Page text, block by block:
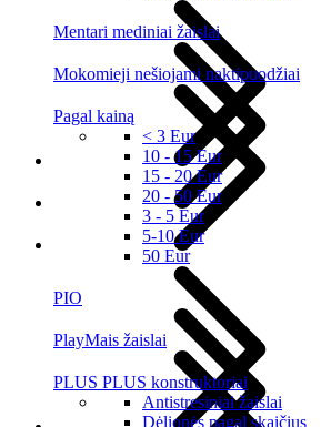
Mentari mediniai žaislai
Mokomieji nešiojami naktipuodžiai
Pagal kainą
< 3 Eur
10 - 15 Eur
15 - 20 Eur
20 - 50 Eur
3 - 5 Eur
5-10 Eur
50 Eur
PIO
PlayMais žaislai
PLUS PLUS konstruktoriai
Antistresiniai žaislai
Dėlionės pagal skaičius